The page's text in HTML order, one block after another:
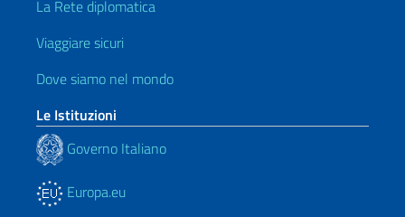
La Rete diplomatica
Viaggiare sicuri
Dove siamo nel mondo
Le Istituzioni
Governo Italiano
Europa.eu